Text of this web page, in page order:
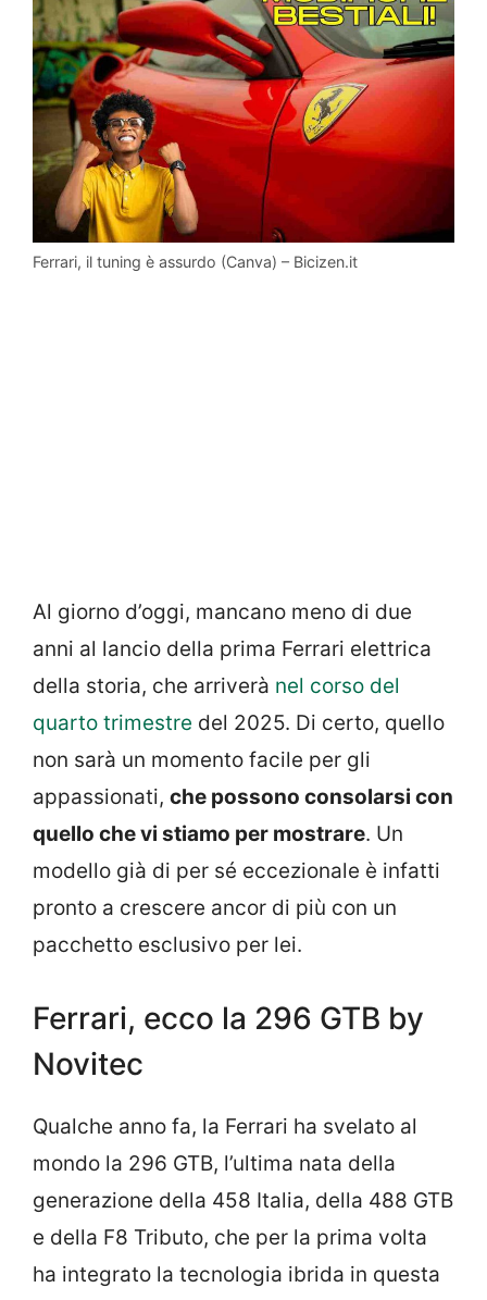
Ferrari, il tuning è assurdo (Canva) – Bicizen.it
Al giorno d’oggi, mancano meno di due
anni al lancio della prima Ferrari elettrica
della storia, che arriverà nel corso del
quarto trimestre del 2025. Di certo, quello
non sarà un momento facile per gli
appassionati, che possono consolarsi con
quello che vi stiamo per mostrare. Un
modello già di per sé eccezionale è infatti
pronto a crescere ancor di più con un
pacchetto esclusivo per lei.
Ferrari, ecco la 296 GTB by
Novitec
Qualche anno fa, la Ferrari ha svelato al
mondo la 296 GTB, l’ultima nata della
generazione della 458 Italia, della 488 GTB
e della F8 Tributo, che per la prima volta
ha integrato la tecnologia ibrida in questa